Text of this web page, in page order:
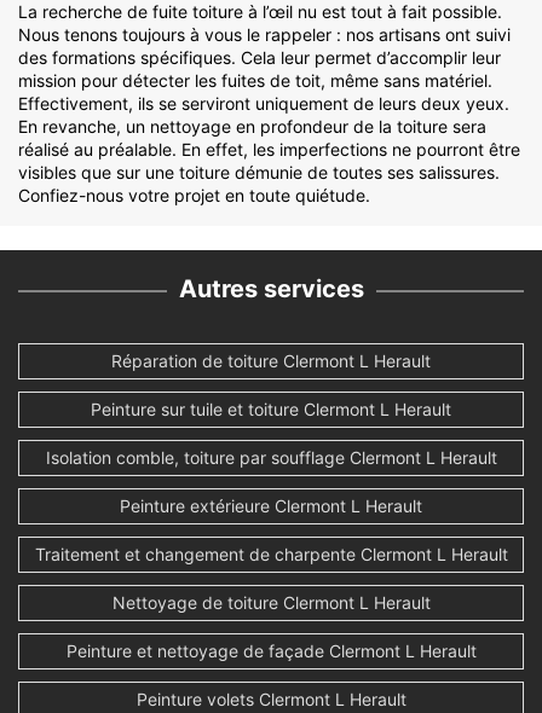
La recherche de fuite toiture à l’œil nu est tout à fait possible.
Nous tenons toujours à vous le rappeler : nos artisans ont suivi
des formations spécifiques. Cela leur permet d’accomplir leur
mission pour détecter les fuites de toit, même sans matériel.
Effectivement, ils se serviront uniquement de leurs deux yeux.
En revanche, un nettoyage en profondeur de la toiture sera
réalisé au préalable. En effet, les imperfections ne pourront être
visibles que sur une toiture démunie de toutes ses salissures.
Confiez-nous votre projet en toute quiétude.
Autres services
Réparation de toiture Clermont L Herault
Peinture sur tuile et toiture Clermont L Herault
Isolation comble, toiture par soufflage Clermont L Herault
Peinture extérieure Clermont L Herault
Traitement et changement de charpente Clermont L Herault
Nettoyage de toiture Clermont L Herault
Peinture et nettoyage de façade Clermont L Herault
Peinture volets Clermont L Herault